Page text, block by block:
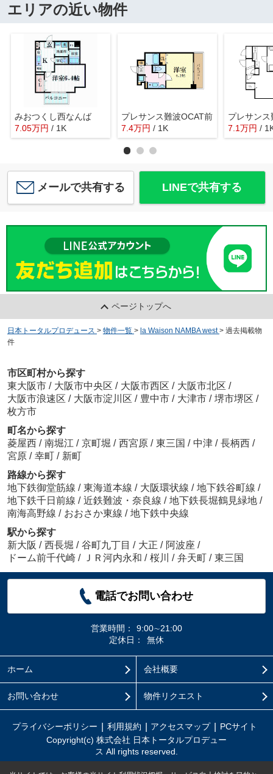
エリアの近い物件
みおつくし西なんば
7.05万円 / 1K
プレサンス難波OCAT前
7.4万円 / 1K 7.1万円 /
メールで共有する LINEで共有する
ページトップへ
日本トータルプロデュース > 物件一覧 > la Waison NAMBA west > 過去掲載物
件
市区町村から探す
東大阪市 / 大阪市中央区 / 大阪市西区 / 大阪市北区 /
大阪市浪速区 / 大阪市淀川区 / 豊中市 / 大津市 / 堺市堺区 /
枚方市
町名から探す
菱屋西 / 南堀江 / 京町堀 / 西宮原 / 東三国 / 中津 / 長柄西 /
宮原 / 幸町 / 新町
路線から探す
地下鉄御堂筋線 / 東海道本線 / 大阪環状線 / 地下鉄谷町線 /
地下鉄千日前線 / 近鉄難波・奈良線 / 地下鉄長堀鶴見緑地 /
南海高野線 / おおさか東線 / 地下鉄中央線
駅から探す
新大阪 / 西長堀 / 谷町九丁目 / 大正 / 阿波座 /
ドーム前千代崎 / ＪＲ河内永和 / 桜川 / 弁天町 / 東三国
電話でお問い合わせ
営業時間：
9:00∼21:00
定休日：
無休
ホーム 会社概要
お問い合わせ 物件リクエスト
プライバシーポリシー 利用規約 アクセスマップ
PCサイト
Copyright(c) 株式会社 日本トータルプロデュー
ス All rights reserved.